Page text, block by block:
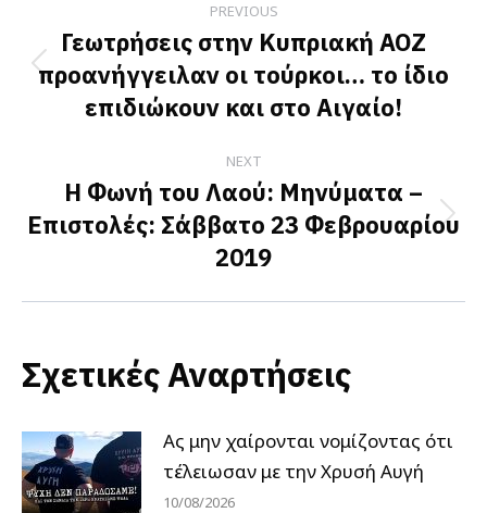
navigation
PREVIOUS
Previous
post:
Γεωτρήσεις στην Κυπριακή ΑΟΖ
προανήγγειλαν οι τούρκοι… το ίδιο
επιδιώκουν και στο Αιγαίο!
NEXT
Next
post:
Η Φωνή του Λαού: Μηνύματα –
Επιστολές: Σάββατο 23 Φεβρουαρίου
2019
Σχετικές Αναρτήσεις
Ας μην χαίρονται νομίζοντας ότι
τέλειωσαν με την Χρυσή Αυγή
10/08/2026